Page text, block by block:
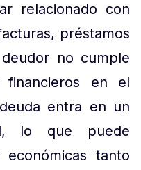
relacionado con
préstamos
no cumple
financieros en el
entra en un
lo que puede
económicas tanto